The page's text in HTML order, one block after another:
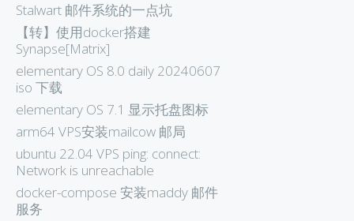
Stalwart 邮件系统的一点坑
【转】使用docker搭建
Synapse[Matrix]
elementary OS 8.0 daily 20240607
iso 下载
elementary OS 7.1 显示托盘图标
arm64 VPS安装mailcow 邮局
ubuntu 22.04 VPS ping: connect:
Network is unreachable
docker-compose 安装maddy 邮件
服务